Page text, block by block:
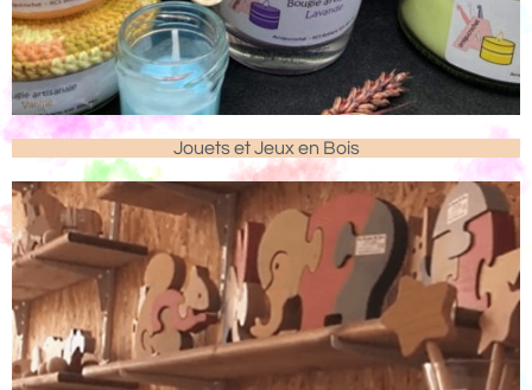
Jouets et Jeux en Bois